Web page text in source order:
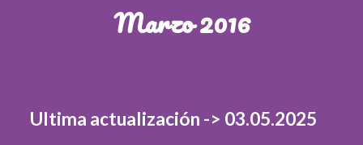
Marzo2016
Ultima actualización -> 03.05.2025